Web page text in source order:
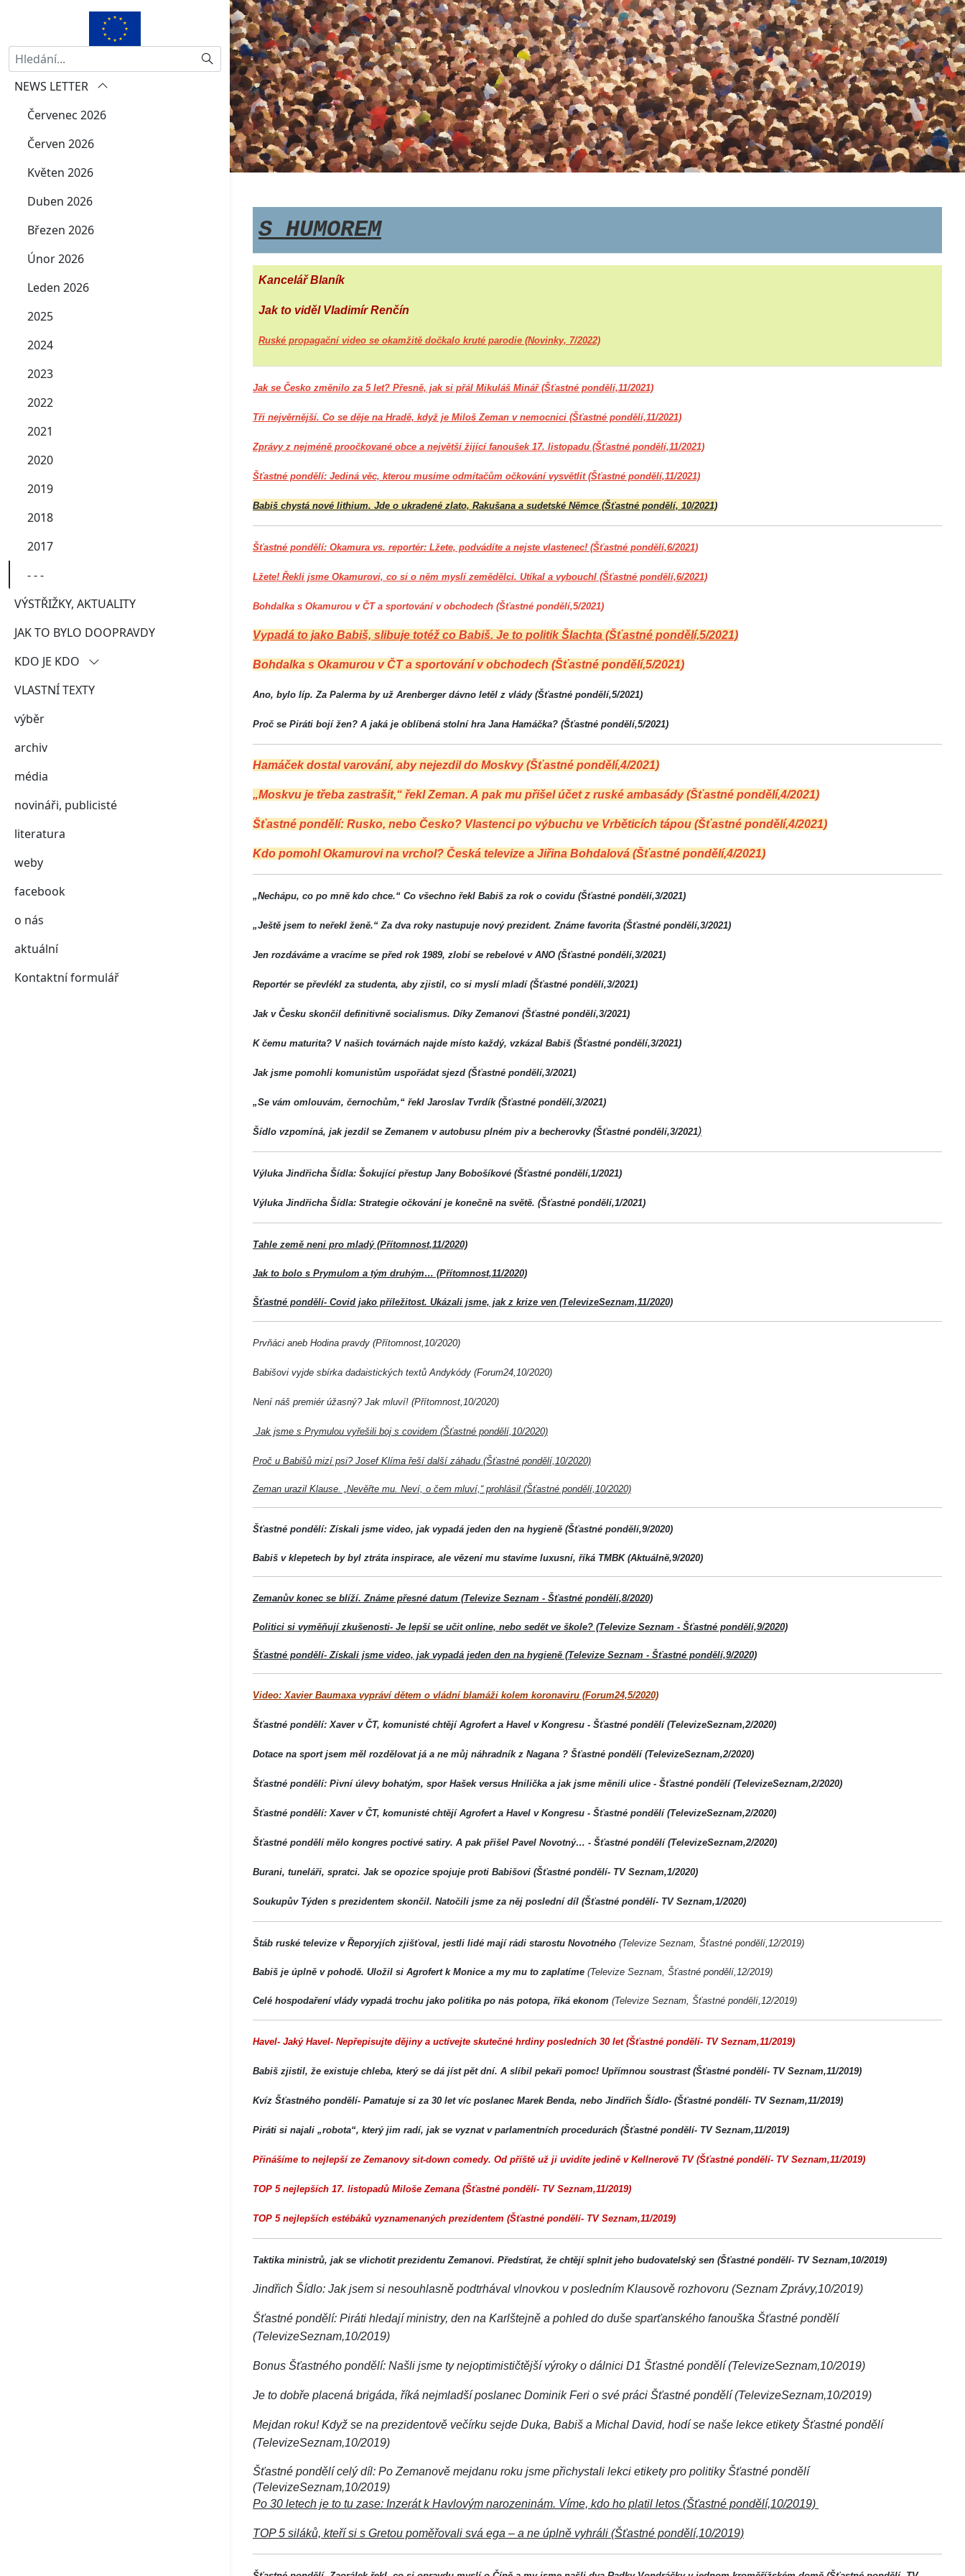
NEWS LETTER
Červenec 2026
Červen 2026
Květen 2026
Duben 2026
Březen 2026
Únor 2026
Leden 2026
2025
2024
2023
2022
2021
2020
2019
2018
2017
- - -
VÝSTŘIŽKY, AKTUALITY
JAK TO BYLO DOOPRAVDY
KDO JE KDO
demokraté
putinovy páté kolony
šedá zóna
VLASTNÍ TEXTY
výběr
archiv
média
novináři, publicisté
literatura
weby
facebook
o nás
aktuální
Kontaktní formulář
Hledat
S HUMOREM
Kancelář Blaník
Jak to viděl Vladimír Renčín
Ruské propagační video se okamžitě dočkalo kruté parodie (Novinky, 7/2022)
Jak se Česko změnilo za 5 let? Přesně, jak si přál Mikuláš Minář (Šťastné pondělí,11/2021)
Tři nejvěrnější. Co se děje na Hradě, když je Miloš Zeman v nemocnici (Šťastné pondělí,11/2021)
Zprávy z nejméně proočkované obce a největší žijící fanoušek 17. listopadu (Šťastné pondělí,11/2021)
Šťastné pondělí: Jediná věc, kterou musíme odmítačům očkování vysvětlit (Šťastné pondělí,11/2021)
Babiš chystá nové lithium. Jde o ukradené zlato, Rakušana a sudetské Němce (Šťastné pondělí, 10/2021)
Šťastné pondělí: Okamura vs. reportér: Lžete, podvádíte a nejste vlastenec! (Šťastné pondělí,6/2021)
Lžete! Řekli jsme Okamurovi, co si o něm myslí zemědělci. Utíkal a vybouchl (Šťastné pondělí,6/2021)
Bohdalka s Okamurou v ČT a sportování v obchodech (Šťastné pondělí,5/2021)
Vypadá to jako Babiš, slibuje totéž co Babiš. Je to politik Šlachta (Šťastné pondělí,5/2021)
Bohdalka s Okamurou v ČT a sportování v obchodech (Šťastné pondělí,5/2021)
Ano, bylo líp. Za Palerma by už Arenberger dávno letěl z vlády (Šťastné pondělí,5/2021)
Proč se Piráti bojí žen? A jaká je oblíbená stolní hra Jana Hamáčka? (Šťastné pondělí,5/2021)
Hamáček dostal varování, aby nejezdil do Moskvy (Šťastné pondělí,4/2021)
„Moskvu je třeba zastrašit,“ řekl Zeman. A pak mu přišel účet z ruské ambasády (Šťastné pondělí,4/2021)
Šťastné pondělí: Rusko, nebo Česko? Vlastenci po výbuchu ve Vrběticích tápou (Šťastné pondělí,4/2021)
Kdo pomohl Okamurovi na vrchol? Česká televize a Jiřina Bohdalová (Šťastné pondělí,4/2021)
„Nechápu, co po mně kdo chce.“ Co všechno řekl Babiš za rok o covidu (Šťastné pondělí,3/2021)
„Ještě jsem to neřekl ženě.“ Za dva roky nastupuje nový prezident. Známe favorita (Šťastné pondělí,3/2021)
Jen rozdáváme a vracíme se před rok 1989, zlobí se rebelové v ANO (Šťastné pondělí,3/2021)
Reportér se převlékl za studenta, aby zjistil, co si myslí mladí (Šťastné pondělí,3/2021)
Jak v Česku skončil definitivně socialismus. Díky Zemanovi (Šťastné pondělí,3/2021)
K čemu maturita? V našich továrnách najde místo každý, vzkázal Babiš (Šťastné pondělí,3/2021)
Jak jsme pomohli komunistům uspořádat sjezd (Šťastné pondělí,3/2021)
„Se vám omlouvám, černochům,“ řekl Jaroslav Tvrdík (Šťastné pondělí,3/2021)
Šídlo vzpomíná, jak jezdil se Zemanem v autobusu plném piv a becherovky (Šťastné pondělí,3/2021)
Výluka Jindřicha Šídla: Šokující přestup Jany Bobošíkové (Šťastné pondělí,1/2021)
Výluka Jindřicha Šídla: Strategie očkování je konečně na světě. (Šťastné pondělí,1/2021)
Tahle země neni pro mladý (Přítomnost,11/2020)
Jak to bolo s Prymulom a tým druhým… (Přítomnost,11/2020)
Šťastné pondělí- Covid jako příležitost. Ukázali jsme, jak z krize ven (TelevizeSeznam,11/2020)
Prvňáci aneb Hodina pravdy (Přítomnost,10/2020)
Babišovi vyjde sbírka dadaistických textů Andykódy (Forum24,10/2020)
Není náš premiér úžasný? Jak mluví! (Přítomnost,10/2020)
Jak jsme s Prymulou vyřešili boj s covidem (Šťastné pondělí,10/2020)
Proč u Babišů mizí psi? Josef Klíma řeší další záhadu (Šťastné pondělí,10/2020)
Zeman urazil Klause. „Nevěřte mu. Neví, o čem mluví,“ prohlásil (Šťastné pondělí,10/2020)
Šťastné pondělí: Získali jsme video, jak vypadá jeden den na hygieně (Šťastné pondělí,9/2020)
Babiš v klepetech by byl ztráta inspirace, ale vězení mu stavíme luxusní, říká TMBK (Aktuálně,9/2020)
Zemanův konec se blíží. Známe přesné datum (Televize Seznam - Šťastné pondělí,8/2020)
Politici si vyměňují zkušenosti- Je lepší se učit online, nebo sedět ve škole? (Televize Seznam - Šťastné pondělí,9/2020)
Šťastné pondělí- Získali jsme video, jak vypadá jeden den na hygieně (Televize Seznam - Šťastné pondělí,9/2020)
Video: Xavier Baumaxa vypráví dětem o vládní blamáži kolem koronaviru (Forum24,5/2020)
Šťastné pondělí: Xaver v ČT, komunisté chtějí Agrofert a Havel v Kongresu - Šťastné pondělí (TelevizeSeznam,2/2020)
Dotace na sport jsem měl rozdělovat já a ne můj náhradník z Nagana ? Šťastné pondělí (TelevizeSeznam,2/2020)
Šťastné pondělí: Pivní úlevy bohatým, spor Hašek versus Hnilička a jak jsme měnili ulice - Šťastné pondělí (TelevizeSeznam,2/2020)
Šťastné pondělí: Xaver v ČT, komunisté chtějí Agrofert a Havel v Kongresu - Šťastné pondělí (TelevizeSeznam,2/2020)
Šťastné pondělí mělo kongres poctivé satiry. A pak přišel Pavel Novotný… - Šťastné pondělí (TelevizeSeznam,2/2020)
Burani, tuneláři, spratci. Jak se opozice spojuje proti Babišovi (Šťastné pondělí- TV Seznam,1/2020)
Soukupův Týden s prezidentem skončil. Natočili jsme za něj poslední díl (Šťastné pondělí- TV Seznam,1/2020)
Štáb ruské televize v Řeporyjích zjišťoval, jestli lidé mají rádi starostu Novotného (Televize Seznam, Šťastné pondělí,12/2019)
Babiš je úplně v pohodě. Uložil si Agrofert k Monice a my mu to zaplatíme (Televize Seznam, Šťastné pondělí,12/2019)
Celé hospodaření vlády vypadá trochu jako politika po nás potopa, říká ekonom (Televize Seznam, Šťastné pondělí,12/2019)
Havel- Jaký Havel- Nepřepisujte dějiny a uctívejte skutečné hrdiny posledních 30 let (Šťastné pondělí- TV Seznam,11/2019)
Babiš zjistil, že existuje chleba, který se dá jíst pět dní. A slíbil pekaři pomoc! Upřímnou soustrast (Šťastné pondělí- TV Seznam,11/2019)
Kvíz Šťastného pondělí- Pamatuje si za 30 let víc poslanec Marek Benda, nebo Jindřich Šídlo- (Šťastné pondělí- TV Seznam,11/2019)
Piráti si najali „robota“, který jim radí, jak se vyznat v parlamentních procedurách (Šťastné pondělí- TV Seznam,11/2019)
Přinášíme to nejlepší ze Zemanovy sit-down comedy. Od příště už ji uvidíte jedině v Kellnerově TV (Šťastné pondělí- TV Seznam,11/2019)
TOP 5 nejlepších 17. listopadů Miloše Zemana (Šťastné pondělí- TV Seznam,11/2019)
TOP 5 nejlepších estébáků vyznamenaných prezidentem (Šťastné pondělí- TV Seznam,11/2019)
Taktika ministrů, jak se vlichotit prezidentu Zemanovi. Předstírat, že chtějí splnit jeho budovatelský sen (Šťastné pondělí- TV Seznam,10/2019)
Jindřich Šídlo: Jak jsem si nesouhlasně podtrhával vlnovkou v posledním Klausově rozhovoru (Seznam Zprávy,10/2019)
Šťastné pondělí: Piráti hledají ministry, den na Karlštejně a pohled do duše sparťanského fanouška Šťastné pondělí
(TelevizeSeznam,10/2019)
Bonus Šťastného pondělí: Našli jsme ty nejoptimističtější výroky o dálnici D1 Šťastné pondělí (TelevizeSeznam,10/2019)
Je to dobře placená brigáda, říká nejmladší poslanec Dominik Feri o své práci Šťastné pondělí (TelevizeSeznam,10/2019)
Mejdan roku! Když se na prezidentově večírku sejde Duka, Babiš a Michal David, hodí se naše lekce etikety Šťastné pondělí
(TelevizeSeznam,10/2019)
Šťastné pondělí celý díl: Po Zemanově mejdanu roku jsme přichystali lekci etikety pro politiky Šťastné pondělí
(TelevizeSeznam,10/2019)
Po 30 letech je to tu zase: Inzerát k Havlovým narozeninám. Víme, kdo ho platil letos (Šťastné pondělí,10/2019)
TOP 5 siláků, kteří si s Gretou poměřovali svá ega – a ne úplně vyhráli (Šťastné pondělí,10/2019)